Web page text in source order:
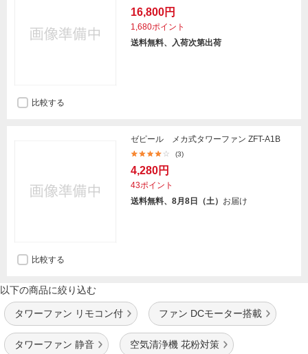
16,800円
1,680ポイント
送料無料、入荷次第出荷
比較する
ゼピール メカ式タワーファン ZFT-A1B
(3)
4,280円
43ポイント
送料無料、8月8日（土） お届け
比較する
以下の商品に絞り込む
タワーファン リモコン付 ファン DCモーター搭載
タワーファン 静音 空気清浄機 花粉対策